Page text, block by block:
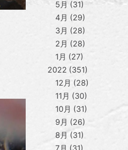
5月
31
4月
29
3月
28
2月
28
1月
27
2022 351
12月
28
11月
30
10月
31
9月
26
8月 31
7月
31